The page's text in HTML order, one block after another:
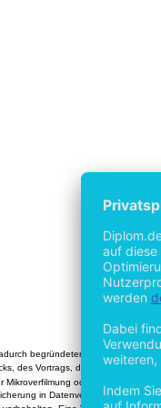
begründeten Rechte,
des Vortrags, der Entnahme von
oder der
in